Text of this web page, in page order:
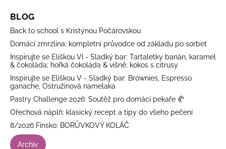
BLOG
Back to school s Kristýnou Počárovskou
Domácí zmrzlina: kompletní průvodce od základu po sorbet
Inspirujte se Eliškou VI - Sladký bar: Tartaletky banán, karamel
& čokoláda; hořká čokoláda & višně; kokos s citrusy
Inspirujte se Eliškou V - Sladký bar: Brownies, Espresso
ganache, Ostružinová namelaka
Pastry Challenge 2026: Soutěž pro domácí pekaře 🥐
Ořechová náplň: klasický recept a tipy do všeho pečení
8/2026 Finsko: BORŮVKOVÝ KOLÁČ
Archiv